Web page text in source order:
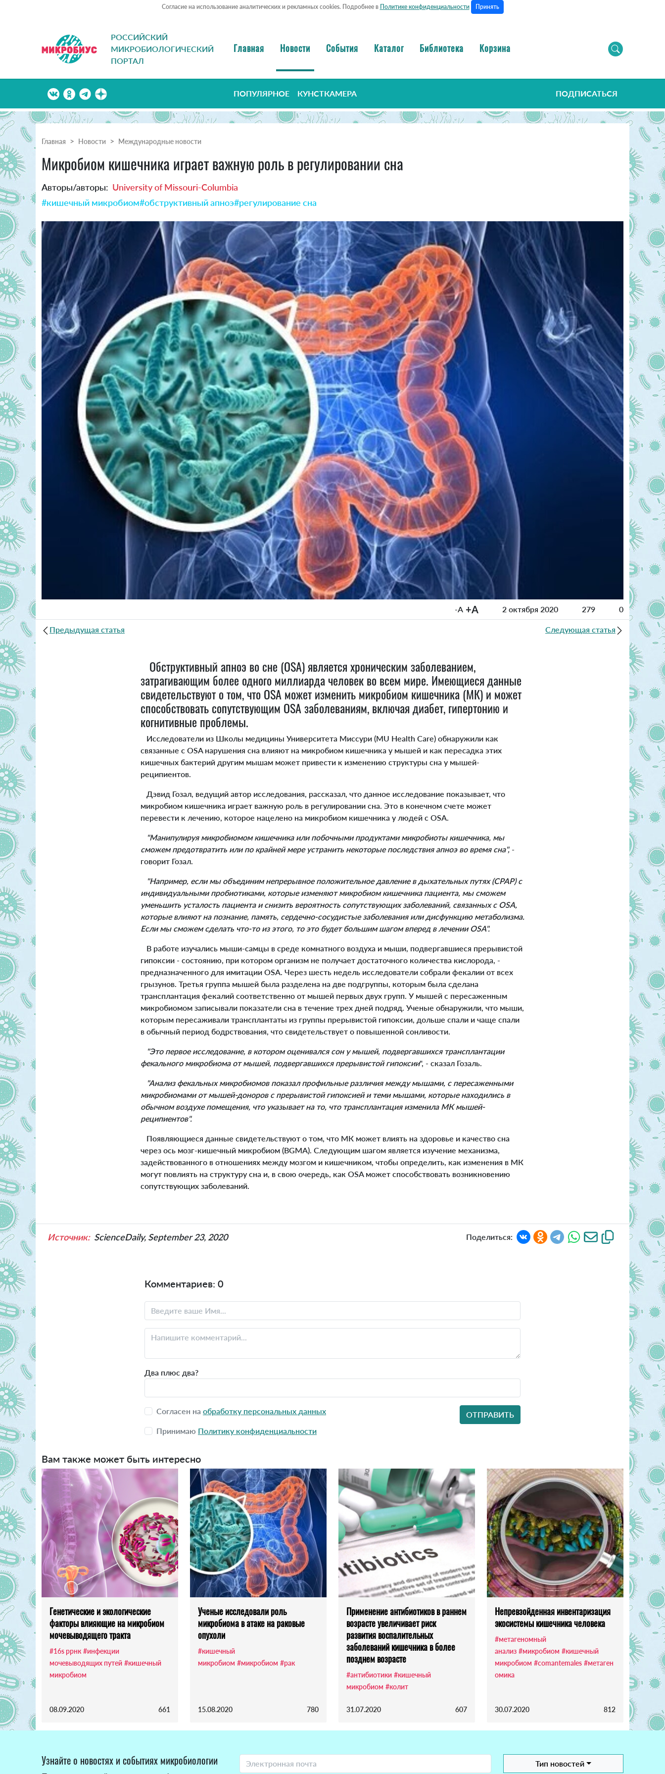
Согласие на использование аналитических и рекламных cookies. Подробнее в Политике конфиденциальности Принять
РОССИЙСКИЙ
МИКРОБИОЛОГИЧЕСКИЙ
ПОРТАЛ
Главная Новости События Каталог Библиотека Корзина
ПОПУЛЯРНОЕ КУНСТКАМЕРА ПОДПИСАТЬСЯ
Главная Новости Международные новости
Микробиом кишечника играет важную роль в регулировании сна
Авторы/авторы: University of Missouri-Columbia
#кишечный микробиом#обструктивный апноэ#регулирование сна
-A +A 2 октября 2020 279 0
Предыдущая статья Следующая статья
Обструктивный апноэ во сне (OSA) является хроническим заболеванием,
затрагивающим более одного миллиарда человек во всем мире. Имеющиеся данные
свидетельствуют о том, что OSA может изменить микробиом кишечника (МК) и может
способствовать сопутствующим OSA заболеваниям, включая диабет, гипертонию и
когнитивные проблемы.
Исследователи из Школы медицины Университета Миссури (MU Health Care) обнаружили как
связанные с OSA нарушения сна влияют на микробиом кишечника у мышей и как пересадка этих
кишечных бактерий другим мышам может привести к изменению структуры сна у мышей-
реципиентов.
Дэвид Гозал, ведущий автор исследования, рассказал, что данное исследование показывает, что
микробиом кишечника играет важную роль в регулировании сна. Это в конечном счете может
перевести к лечению, которое нацелено на микробиом кишечника у людей с OSA.
"Манипулируя микробиомом кишечника или побочными продуктами микробиоты кишечника, мы
сможем предотвратить или по крайней мере устранить некоторые последствия апноэ во время сна", -
говорит Гозал.
"Например, если мы объединим непрерывное положительное давление в дыхательных путях (CPAP) с
индивидуальными пробиотиками, которые изменяют микробиом кишечника пациента, мы сможем
уменьшить усталость пациента и снизить вероятность сопутствующих заболеваний, связанных с OSA,
которые влияют на познание, память, сердечно-сосудистые заболевания или дисфункцию метаболизма.
Если мы сможем сделать что-то из этого, то это будет большим шагом вперед в лечении OSA".
В работе изучались мыши-самцы в среде комнатного воздуха и мыши, подвергавшиеся прерывистой
гипоксии - состоянию, при котором организм не получает достаточного количества кислорода, -
предназначенного для имитации OSA. Через шесть недель исследователи собрали фекалии от всех
грызунов. Третья группа мышей была разделена на две подгруппы, которым была сделана
трансплантация фекалий соответственно от мышей первых двух групп. У мышей с пересаженным
микробиомом записывали показатели сна в течение трех дней подряд. Ученые обнаружили, что мыши,
которым пересаживали трансплантаты из группы прерывистой гипоксии, дольше спали и чаще спали
в обычный период бодрствования, что свидетельствует о повышенной сонливости.
"Это первое исследование, в котором оценивался сон у мышей, подвергавшихся трансплантации
фекального микробиома от мышей, подвергавшихся прерывистой гипоксии", - сказал Гозаль.
"Анализ фекальных микробиомов показал профильные различия между мышами, с пересаженными
микробиомами от мышей-доноров с прерывистой гипоксией и теми мышами, которые находились в
обычном воздухе помещения, что указывает на то, что трансплантация изменила МК мышей-
реципиентов".
Появляющиеся данные свидетельствуют о том, что МК может влиять на здоровье и качество сна
через ось мозг-кишечный микробиом (BGMA). Следующим шагом является изучение механизма,
задействованного в отношениях между мозгом и кишечником, чтобы определить, как изменения в МК
могут повлиять на структуру сна и, в свою очередь, как OSA может способствовать возникновению
сопутствующих заболеваний.
Источник: ScienceDaily, September 23, 2020 Поделиться:
Комментариев: 0
Два плюс два?
Согласен на обработку персональных данных
Принимаю Политику конфиденциальности
Вам также может быть интересно
Генетические и экологические
факторы влияющие на микробиом
мочевыводящего тракта
#16s ррнк #инфекции
мочевыводящих путей #кишечный
микробиом
08.09.2020 661
Ученые исследовали роль
микробиома в атаке на раковые
опухоли
#кишечный
микробиом #микробиом #рак
15.08.2020 780
Применение антибиотиков в раннем
возрасте увеличивает риск
развития воспалительных
заболеваний кишечника в более
позднем возрасте
#антибиотики #кишечный
микробиом #колит
31.07.2020 607
Непревзойденная инвентаризация
экосистемы кишечника человека
#метагеномный
анализ #микробиом #кишечный
микробиом #comantemales #метаген
омика
30.07.2020 812
Узнайте о новостях и событиях микробиологии Тип новостей